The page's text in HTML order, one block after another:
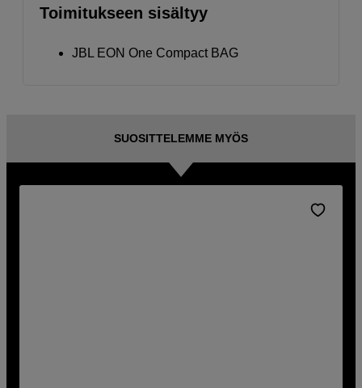
Toimitukseen sisältyy
JBL EON One Compact BAG
SUOSITTELEMME MYÖS